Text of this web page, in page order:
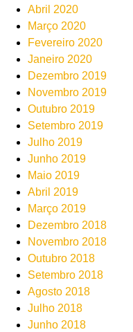
Abril 2020
Março 2020
Fevereiro 2020
Janeiro 2020
Dezembro 2019
Novembro 2019
Outubro 2019
Setembro 2019
Julho 2019
Junho 2019
Maio 2019
Abril 2019
Março 2019
Dezembro 2018
Novembro 2018
Outubro 2018
Setembro 2018
Agosto 2018
Julho 2018
Junho 2018